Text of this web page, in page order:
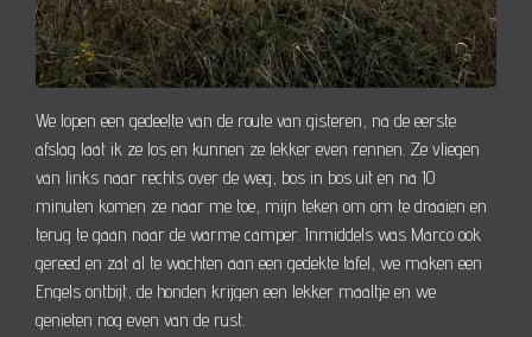
We lopen een gedeelte van de route van gisteren, na de eerste
afslag laat ik ze los en kunnen ze lekker even rennen. Ze vliegen
van links naar rechts over de weg, bos in bos uit en na 10
minuten komen ze naar me toe, mijn teken om om te draaien en
terug te gaan naar de warme camper. Inmiddels was Marco ook
gereed en zat al te wachten aan een gedekte tafel, we maken een
Engels ontbijt, de honden krijgen een lekker maaltje en we
genieten nog even van de rust.